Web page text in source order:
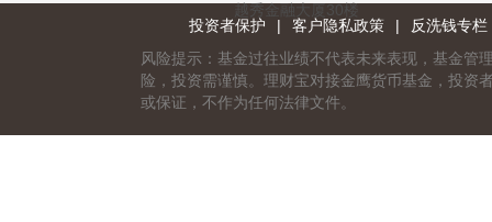
越秀金融大厦30楼
投资者保护
| 客户隐私政策 |
反洗钱专栏
风险提示：基金过往业绩不代表未来表现，基金管
险，投资需谨慎。理财宝对接金鹰货币基金，投资
或保证，不作为任何法律文件。